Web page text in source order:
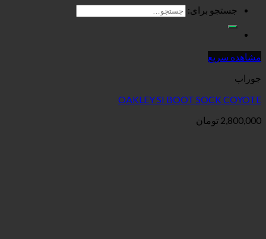
جستجو برای:
مشاهده سریع
جوراب
OAKLEY SI BOOT SOCK COYOTE
2,800,000 تومان